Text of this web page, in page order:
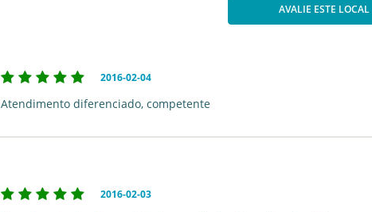
AVALIE ESTE LOCAL
2016-02-04
Atendimento diferenciado, competente
2016-02-03